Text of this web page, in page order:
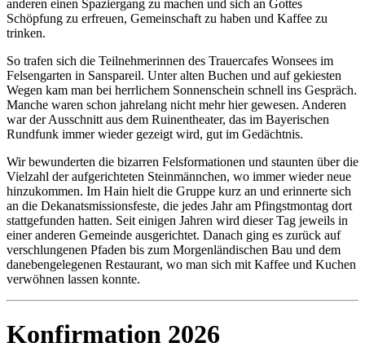
anderen einen Spaziergang zu machen und sich an Gottes
Schöpfung zu erfreuen, Gemeinschaft zu haben und Kaffee zu
trinken.
So trafen sich die Teilnehmerinnen des Trauercafes Wonsees im
Felsengarten in Sanspareil. Unter alten Buchen und auf gekiesten
Wegen kam man bei herrlichem Sonnenschein schnell ins Gespräch.
Manche waren schon jahrelang nicht mehr hier gewesen. Anderen
war der Ausschnitt aus dem Ruinentheater, das im Bayerischen
Rundfunk immer wieder gezeigt wird, gut im Gedächtnis.
Wir bewunderten die bizarren Felsformationen und staunten über die
Vielzahl der aufgerichteten Steinmännchen, wo immer wieder neue
hinzukommen. Im Hain hielt die Gruppe kurz an und erinnerte sich
an die Dekanatsmissionsfeste, die jedes Jahr am Pfingstmontag dort
stattgefunden hatten. Seit einigen Jahren wird dieser Tag jeweils in
einer anderen Gemeinde ausgerichtet. Danach ging es zurück auf
verschlungenen Pfaden bis zum Morgenländischen Bau und dem
danebengelegenen Restaurant, wo man sich mit Kaffee und Kuchen
verwöhnen lassen konnte.
Konfirmation 2026